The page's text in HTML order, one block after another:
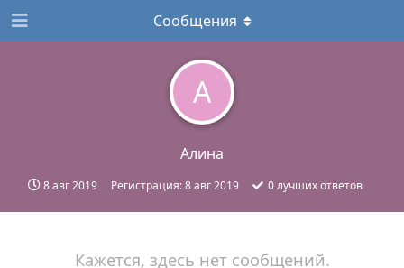
А
Алина
8 авг 2019 Регистрация:8 авг 2019 0лучших ответов
Сообщения
Кажется, здесь нет сообщений.